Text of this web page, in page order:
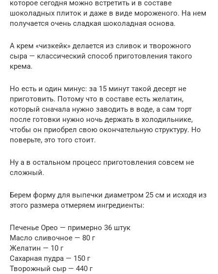
которое сегодня можно встретить и в составе
шоколадных плиток и даже в виде мороженого. На нем
получается очень сладкая шоколадная основа.
А крем «чизкейк» делается из сливок и творожного
сыра — классический способ приготовления такого
крема.
Но есть и один минус: за 15 минут такой десерт не
приготовить. Потому что в составе есть желатин,
который сначала нужно заводить в воде, а сам торт
после готовки нужно ночь держать в холодильнике,
чтобы он приобрел свою окончательную структуру. Но
поверьте, это того стоит.
Ну а в остальном процесс приготовления совсем не
сложный.
Берем форму для выпечки диаметром 25 см и исходя из
этого размера отмеряем ингредиенты:
Печенье Орео — примерно 36 штук
Масло сливочное — 80 г
Желатин — 10 г
Сахарная пудра — 150 г
Творожный сыр — 440 г